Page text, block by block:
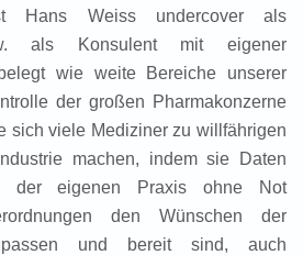
Hans Weiss undercover als
als Konsulent mit eigener
wie weite Bereiche unserer
der großen Pharmakonzerne
sich viele Mediziner zu willfährigen
machen, indem sie Daten
der eigenen Praxis ohne Not
den Wünschen der
und bereit sind, auch